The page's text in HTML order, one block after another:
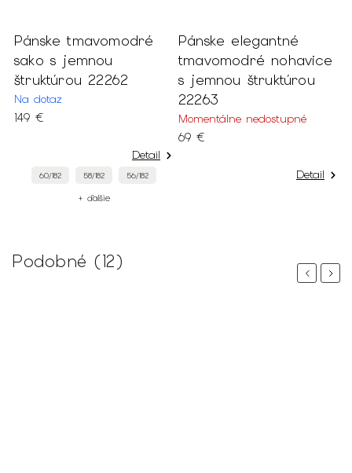
Pánske tmavomodré
sako s jemnou
štruktúrou 22262
Na dotaz
149 €
Detail
60/182 58/182 56/182
+ ďalšie
Pánske elegantné
tmavomodré nohavice
s jemnou štruktúrou
22263
Momentálne nedostupné
69 €
Detail
Podobné (12)
PreviousNext